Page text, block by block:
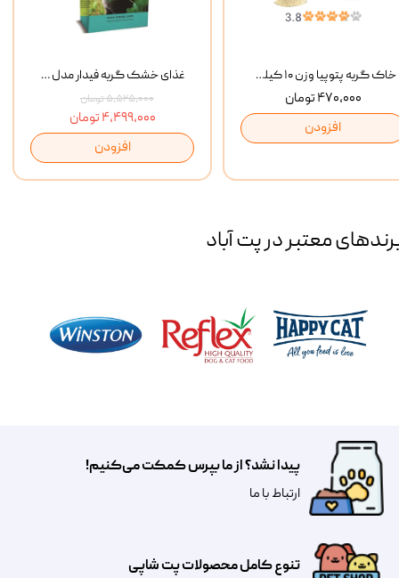
غذای خشک گربه فیدار مدل Adult وزن 10 کیلوگرم
۵,۵۲۵,۰۰۰ تومان
۴,۴۹۹,۰۰۰ تومان
افزودن
خاک گربه پتوپیا وزن ۱۰ کیلوگرم
۴۷۰,۰۰۰ تومان
افزودن
معتبر در پت آباد
تنوع کامل محصولات پت شاپی
پیدا نشد؟ از ما بپرس کمکت می‌کنیم!
​​​ارتباط با ما